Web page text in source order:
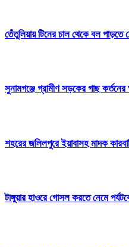
তেঁতুলিয়ায় টিনের চাল থেকে বল পাড়তে
সুনামগঞ্জে গ্রামীণ সড়কের গাছ
শহরের জলিলপুরে ইয়াবাসহ মাদক
টাঙ্গুয়ার হাওরে গোসল করতে নেমে